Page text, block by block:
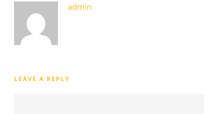
admin
LEAVE A REPLY